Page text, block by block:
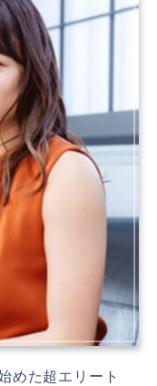
めた超エリート